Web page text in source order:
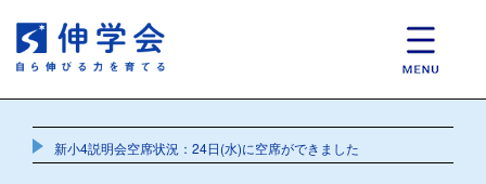
新小4説明会空席状況：24日(水)に空席ができました